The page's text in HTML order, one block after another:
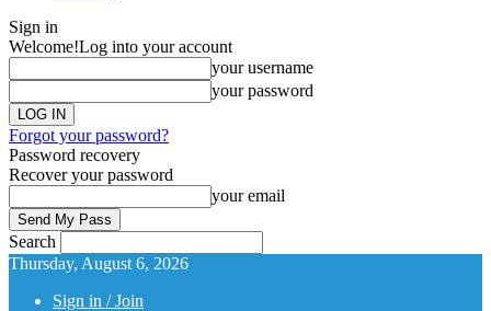
Sign in
Welcome!Log into your account
your username
your password
Forgot your password?
Password recovery
Recover your password
your email
Search
Thursday, August 6, 2026
Sign in / Join